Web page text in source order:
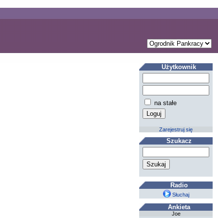
Użytkownik
na stałe
Zarejestruj się
Szukacz
Radio
Słuchaj
Ankieta
Joe